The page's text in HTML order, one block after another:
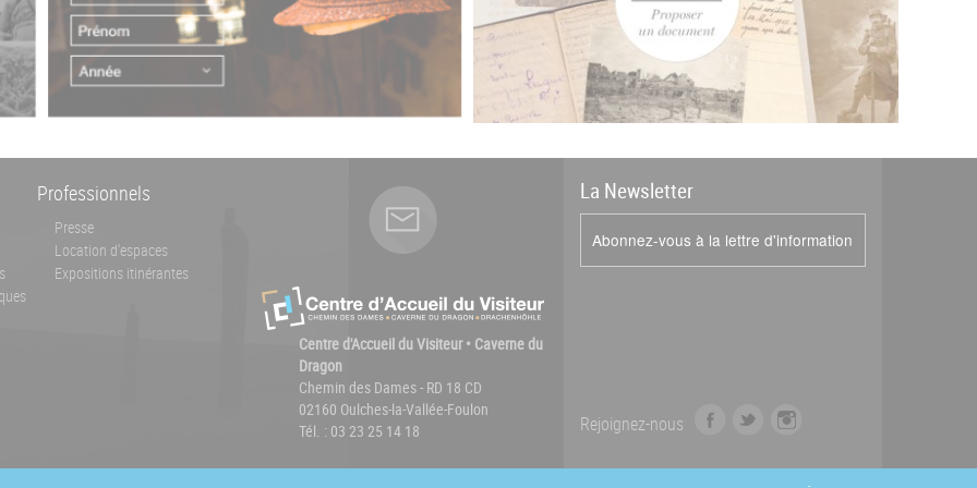
Professionnels
Presse
Location d'espaces
Expositions itinérantes
Centre d'Accueil du Visiteur • Caverne du
Dragon
Chemin des Dames - RD 18 CD
02160 Oulches-la-Vallée-Foulon
Tél. : 03 23 25 14 18
La Newsletter
Abonnez-vous à la lettre d'information
Rejoignez-nous